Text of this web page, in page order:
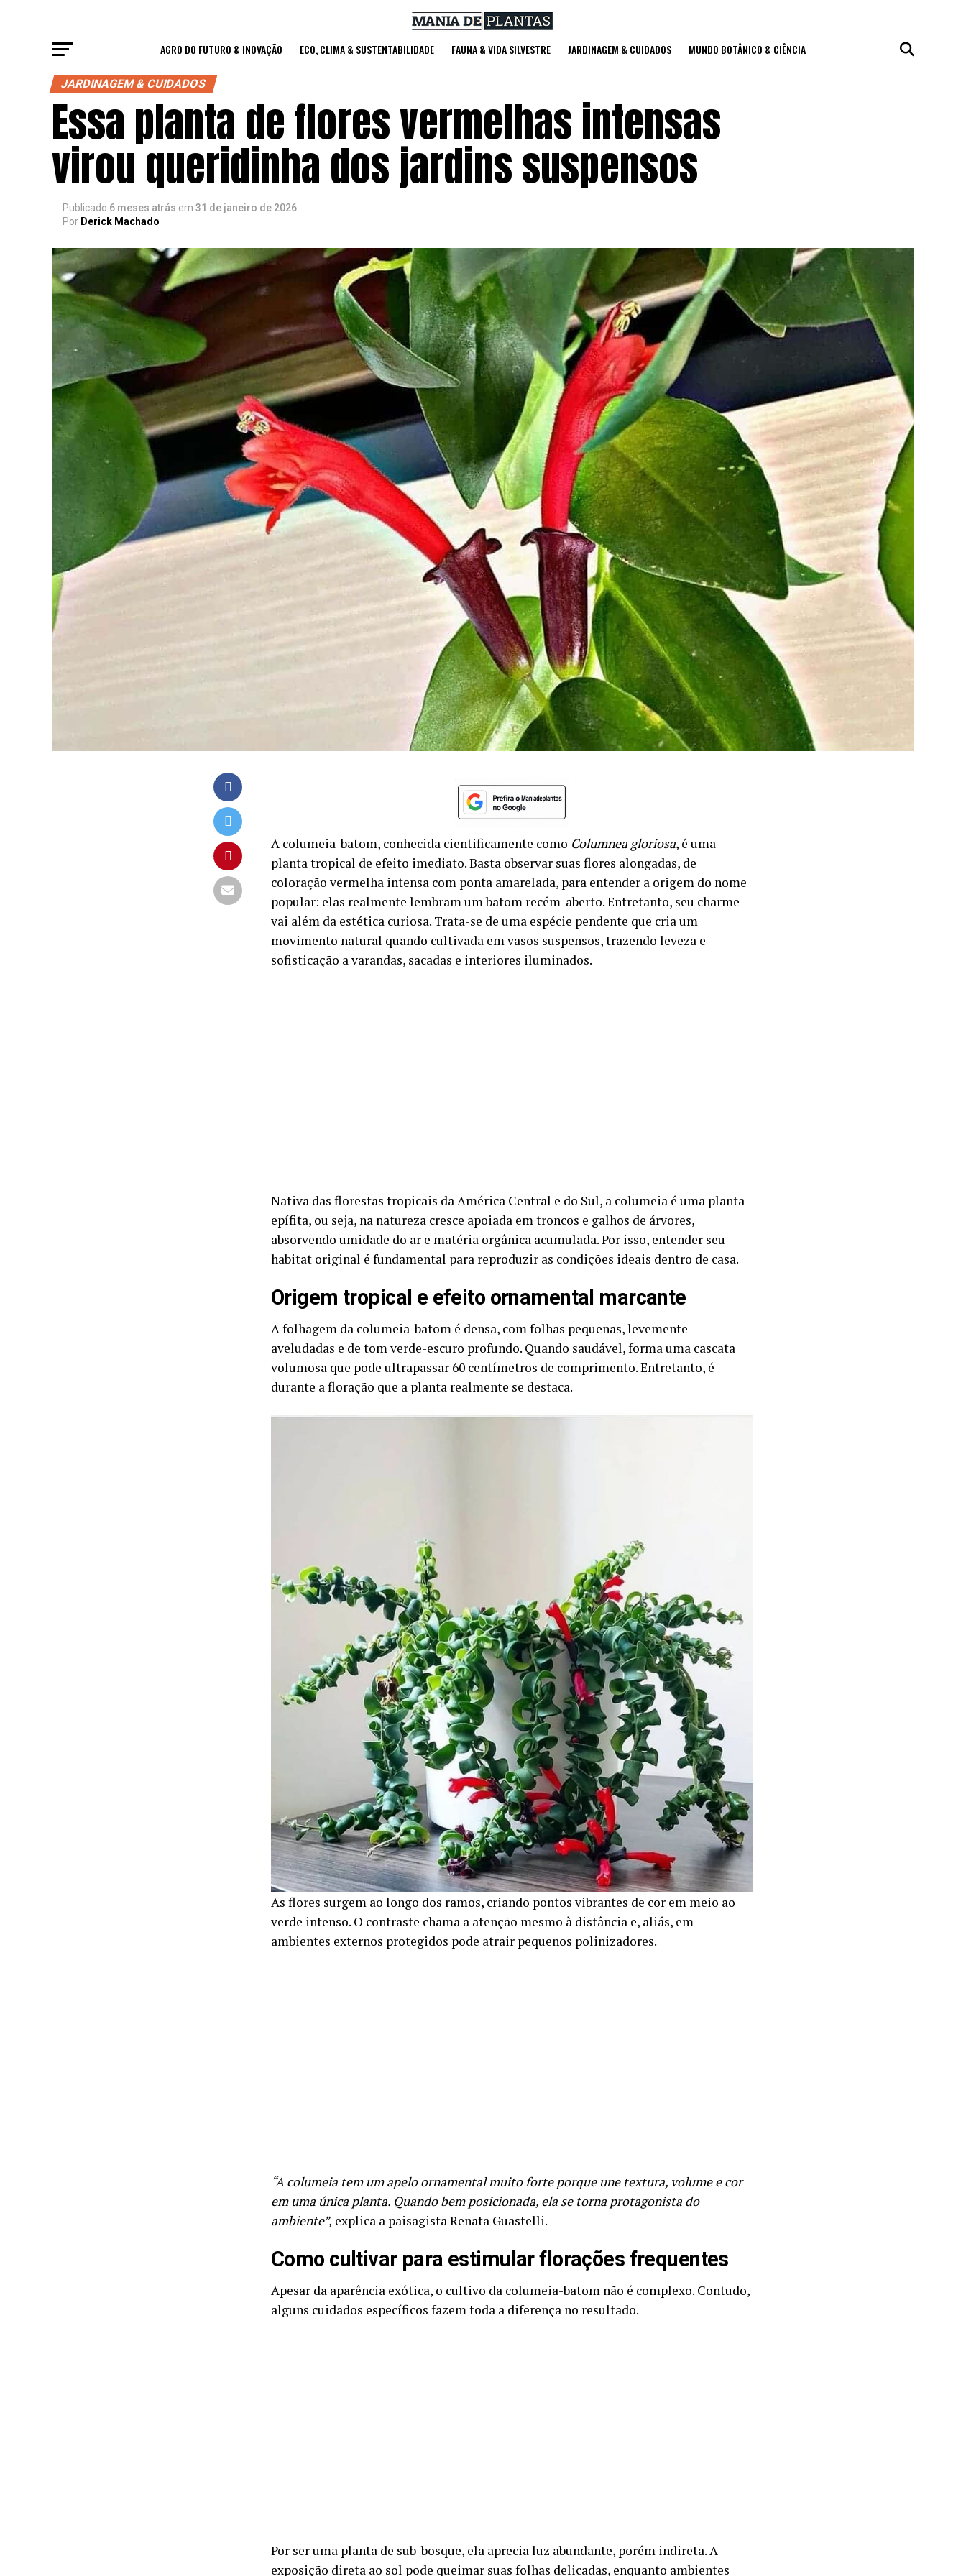
AGRO DO FUTURO & INOVAÇÃO ECO, CLIMA & SUSTENTABILIDADE FAUNA & VIDA SILVESTRE JARDINAGEM & CUIDADOS MUNDO BOTÂNICO & CIÊNCIA
JARDINAGEM & CUIDADOS
Essa planta de flores vermelhas intensas
virou queridinha dos jardins suspensos
Publicado 6 meses atrás em 31 de janeiro de 2026
Por Derick Machado
A columeia-batom, conhecida cientificamente como Columnea gloriosa, é uma
planta tropical de efeito imediato. Basta observar suas flores alongadas, de
coloração vermelha intensa com ponta amarelada, para entender a origem do nome
popular: elas realmente lembram um batom recém-aberto. Entretanto, seu charme
vai além da estética curiosa. Trata-se de uma espécie pendente que cria um
movimento natural quando cultivada em vasos suspensos, trazendo leveza e
sofisticação a varandas, sacadas e interiores iluminados.
Nativa das florestas tropicais da América Central e do Sul, a columeia é uma planta
epífita, ou seja, na natureza cresce apoiada em troncos e galhos de árvores,
absorvendo umidade do ar e matéria orgânica acumulada. Por isso, entender seu
habitat original é fundamental para reproduzir as condições ideais dentro de casa.
Origem tropical e efeito ornamental marcante
A folhagem da columeia-batom é densa, com folhas pequenas, levemente
aveludadas e de tom verde-escuro profundo. Quando saudável, forma uma cascata
volumosa que pode ultrapassar 60 centímetros de comprimento. Entretanto, é
durante a floração que a planta realmente se destaca.
As flores surgem ao longo dos ramos, criando pontos vibrantes de cor em meio ao
verde intenso. O contraste chama a atenção mesmo à distância e, aliás, em
ambientes externos protegidos pode atrair pequenos polinizadores.
“A columeia tem um apelo ornamental muito forte porque une textura, volume e cor
em uma única planta. Quando bem posicionada, ela se torna protagonista do
ambiente”, explica a paisagista Renata Guastelli.
Como cultivar para estimular florações frequentes
Apesar da aparência exótica, o cultivo da columeia-batom não é complexo. Contudo,
alguns cuidados específicos fazem toda a diferença no resultado.
Por ser uma planta de sub-bosque, ela aprecia luz abundante, porém indireta. A
exposição direta ao sol pode queimar suas folhas delicadas, enquanto ambientes